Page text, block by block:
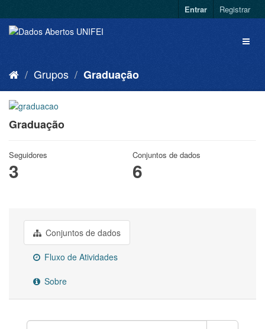
Entrar Registrar
Grupos Graduação
Graduação
Seguidores
3
Conjuntos de dados
6
Conjuntos de dados
Fluxo de Atividades
Sobre